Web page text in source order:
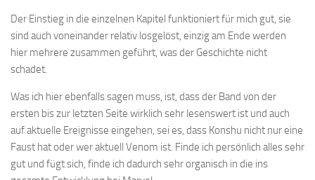
Der Einstieg in die einzelnen Kapitel funktioniert für mich gut, sie
sind auch voneinander relativ losgelöst, einzig am Ende werden
hier mehrere zusammen geführt, was der Geschichte nicht
schadet.
Was ich hier ebenfalls sagen muss, ist, dass der Band von der
ersten bis zur letzten Seite wirklich sehr lesenswert ist und auch
auf aktuelle Ereignisse eingehen, sei es, dass Konshu nicht nur eine
Faust hat oder wer aktuell Venom ist. Finde ich persönlich alles sehr
gut und fügt sich, finde ich dadurch sehr organisch in die ins